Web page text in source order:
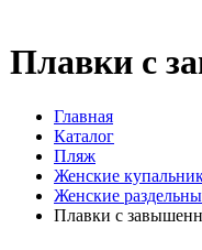
Плавки с
Главная
Каталог
Пляж
Женские
Женские
Плавки с